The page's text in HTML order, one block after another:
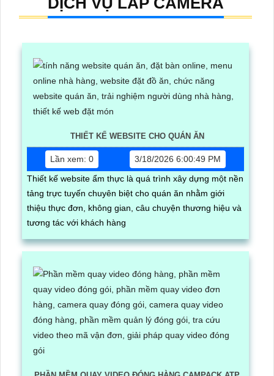
THIẾT KẾ WEBSITE CHO QUÁN ĂN
Lần xem: 0
3/18/2026 6:00:49 PM
Thiết kế website ẩm thực là quá trình xây dựng một nền
tảng trực tuyến chuyên biệt cho quán ăn nhằm giới
thiệu thực đơn, không gian, câu chuyện thương hiệu và
tương tác với khách hàng